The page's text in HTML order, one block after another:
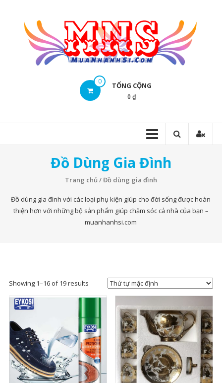
0 TỔNG CỘNG
0 ₫
Đồ Dùng Gia Đình
Trang chủ / Đồ dùng gia đình
Đồ dùng gia đình với các loại phụ kiện giúp cho đời sống được hoàn
thiện hơn với những bộ sản phẩm giúp chăm sóc cả nhà của bạn –
muanhanhsi.com
Showing 1–16 of 19 results